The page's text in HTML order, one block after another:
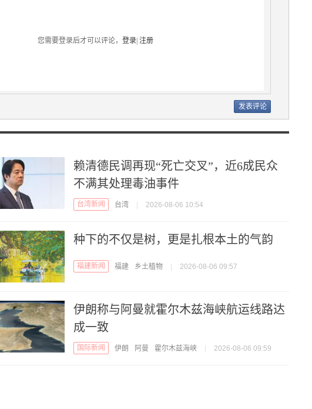
您需要登录后才可以评论， 登录| 注册
赖清德民调再现“死亡交叉”，近6成民众
不满其处理毒油事件
台湾新闻 台湾 2026-08-06 10:54
种下的不仅是树，更是扎根本土的气韵
福建新闻 福建 乡土植物 2026-08-06 09:57
伊朗称与阿曼就霍尔木兹海峡航运线路达
成一致
国际新闻 伊朗 阿曼 霍尔木兹海峡 2026-08-06 09:59